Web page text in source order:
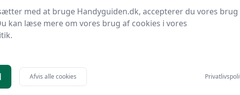
Med tiden og teknologiske
metaller.
specialiserede fastgørelsesmidler.
ståltage.
letvægtsmetaler.
med at bruge Handyguiden.dk, accepterer du vores brug
kan læse mere om vores brug af cookies i vores
Afvis alle cookies